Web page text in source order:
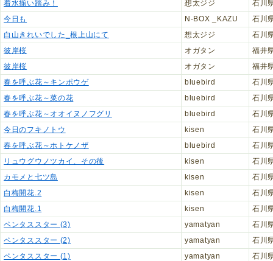
着水揃い踏み！
想太ジジ
石川
今日も
N-BOX _KAZU
石川
白山きれいでした_根上山にて
想太ジジ
石川
彼岸桜
オガタン
福井
彼岸桜
オガタン
福井
春を呼ぶ花～キンポウゲ
bluebird
石川
春を呼ぶ花～菜の花
bluebird
石川
春を呼ぶ花～オオイヌノフグリ
bluebird
石川
今日のフキノトウ
kisen
石川
春を呼ぶ花～ホトケノザ
bluebird
石川
リュウグウノツカイ、その後
kisen
石川
カモメと七ツ島
kisen
石川
白梅開花.2
kisen
石川
白梅開花.1
kisen
石川
ペンタススター (3)
yamatyan
石川
ペンタススター (2)
yamatyan
石川
ペンタススター (1)
yamatyan
石川